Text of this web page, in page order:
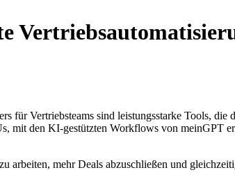
für Vertriebsteams sind leistungsstarke Tools, die
mit den KI-gestützten Workflows von meinGPT
mehr Deals abzuschließen und